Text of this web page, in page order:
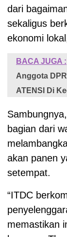
dari
sekaligus
ekonomi
BACA JUGA :
Anggota
ATENSI Di
bagian dari
akan panen
setempat.
“ITDC
memastikan